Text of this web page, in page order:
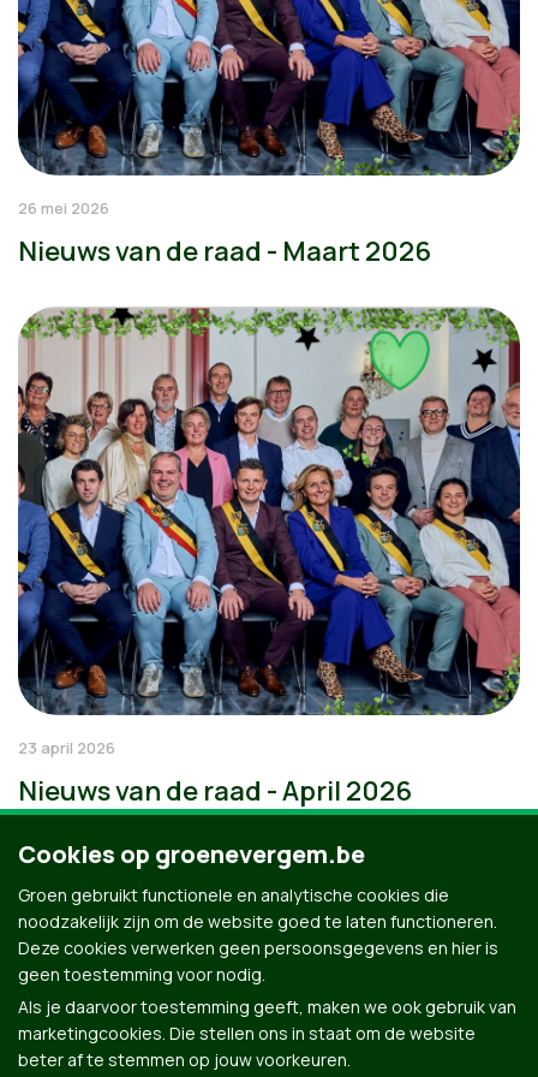
26 mei 2026
Nieuws van de raad - Maart 2026
23 april 2026
Nieuws van de raad - April 2026
Cookies op groenevergem.be
Groen gebruikt functionele en analytische cookies die
noodzakelijk zijn om de website goed te laten functioneren.
Deze cookies verwerken geen persoonsgegevens en hier is
geen toestemming voor nodig.
Als je daarvoor toestemming geeft, maken we ook gebruik van
marketingcookies. Die stellen ons in staat om de website
beter af te stemmen op jouw voorkeuren.